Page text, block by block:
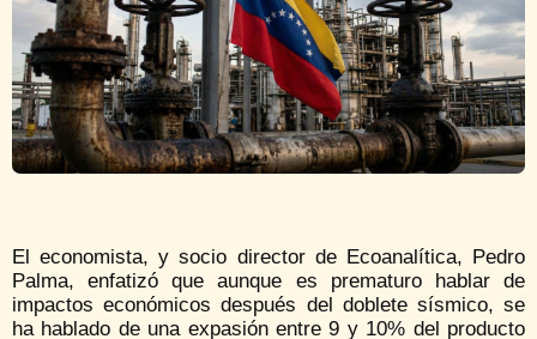
El economista, y socio director de Ecoanalítica, Pedro
Palma, enfatizó que aunque es prematuro hablar de
impactos económicos después del doblete sísmico, se
ha hablado de una expasión entre 9 y 10% del producto